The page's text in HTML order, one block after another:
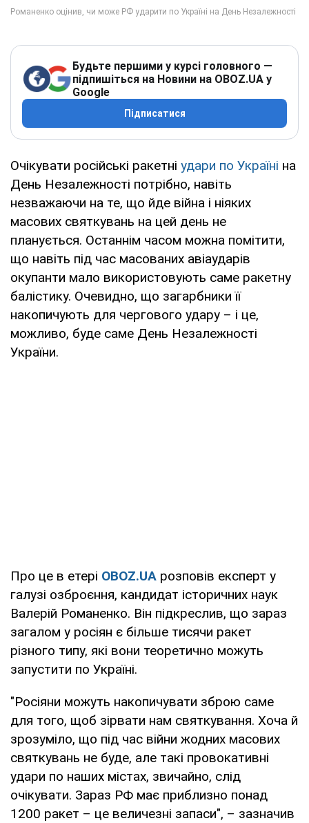
Будьте першими у курсі головного —
підпишіться на Новини на OBOZ.UA у
Google
Підписатися
Очікувати російські ракетні удари по Україні на
День Незалежності потрібно, навіть
незважаючи на те, що йде війна і ніяких
масових святкувань на цей день не
планується. Останнім часом можна помітити,
що навіть під час масованих авіаударів
окупанти мало використовують саме ракетну
балістику. Очевидно, що загарбники її
накопичують для чергового удару – і це,
можливо, буде саме День Незалежності
України.
Про це в етері OBOZ.UA розповів експерт у
галузі озброєння, кандидат історичних наук
Валерій Романенко. Він підкреслив, що зараз
загалом у росіян є більше тисячи ракет
різного типу, які вони теоретично можуть
запустити по Україні.
"Росіяни можуть накопичувати зброю саме
для того, щоб зірвати нам святкування. Хоча й
зрозуміло, що під час війни жодних масових
святкувань не буде, але такі провокативні
удари по наших містах, звичайно, слід
очікувати. Зараз РФ має приблизно понад
1200 ракет – це величезні запаси", – зазначив